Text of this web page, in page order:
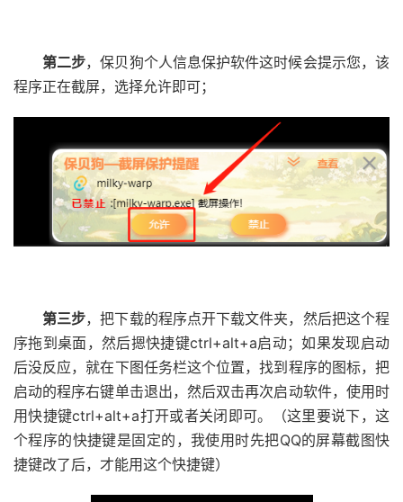
第二步，保贝狗个人信息保护软件这时候会提示您，该
程序正在截屏，选择允许即可；
第三步，把下载的程序点开下载文件夹，然后把这个程
序拖到桌面，然后摁快捷键ctrl+alt+a启动；如果发现启动
后没反应，就在下图任务栏这个位置，找到程序的图标，把
启动的程序右键单击退出，然后双击再次启动软件，使用时
用快捷键ctrl+alt+a打开或者关闭即可。（这里要说下，这
个程序的快捷键是固定的，我使用时先把QQ的屏幕截图快
捷键改了后，才能用这个快捷键）